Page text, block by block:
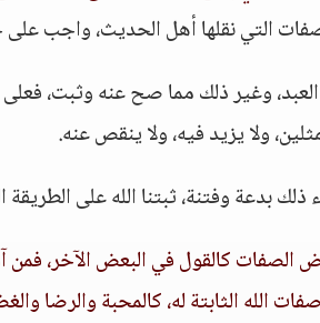
التي نقلها أهل الحديث، واجب
العبد، وغير ذلك مما صح عنه وثبت،
ولا يزيد فيه، ولا ينقص عنه.
بدعة وفتنة، ثبتنا الله على
الصفات كالقول في البعض الآخر، فمن
الله الثابتة له، كالمحبة والرضا